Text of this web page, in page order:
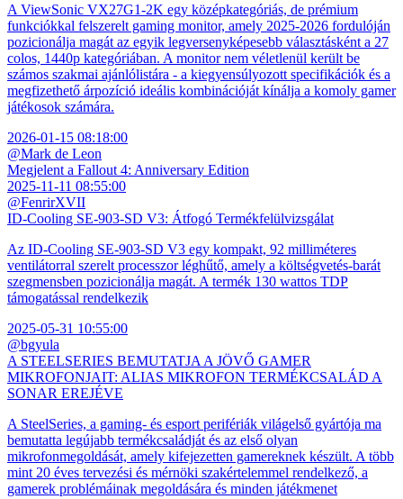
A ViewSonic VX27G1-2K egy középkategóriás, de prémium
funkciókkal felszerelt gaming monitor, amely 2025-2026 fordulóján
pozicionálja magát az egyik legversenyképesebb választásként a 27
colos, 1440p kategóriában. A monitor nem véletlenül került be
számos szakmai ajánlólistára - a kiegyensúlyozott specifikációk és a
megfizethető árpozíció ideális kombinációját kínálja a komoly gamer
játékosok számára.
2026-01-15 08:18:00
@Mark de Leon
Megjelent a Fallout 4: Anniversary Edition
2025-11-11 08:55:00
@FenrirXVII
ID-Cooling SE-903-SD V3: Átfogó Termékfelülvizsgálat
Az ID-Cooling SE-903-SD V3 egy kompakt, 92 milliméteres
ventilátorral szerelt processzor léghűtő, amely a költségvetés-barát
szegmensben pozicionálja magát. A termék 130 wattos TDP
támogatással rendelkezik
2025-05-31 10:55:00
@bgyula
A STEELSERIES BEMUTATJA A JÖVŐ GAMER
MIKROFONJAIT: ALIAS MIKROFON TERMÉKCSALÁD A
SONAR EREJÉVE
A SteelSeries, a gaming- és esport perifériák világelső gyártója ma
bemutatta legújabb termékcsaládját és az első olyan
mikrofonmegoldását, amely kifejezetten gamereknek készült. A több
mint 20 éves tervezési és mérnöki szakértelemmel rendelkező, a
gamerek problémáinak megoldására és minden játékmenet